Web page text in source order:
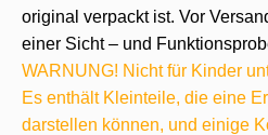
original verpackt ist. Vor
einer Sicht – und
WARNUNG! Nicht für Kinder
Es enthält Kleinteile, die eine
darstellen können, und einige